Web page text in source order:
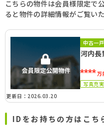
こちらの物件は会員様限定で
ると物件の詳細情報がご覧いた
中古一
河内長
****万
写真充実
更新日：2026.03.20
IDをお持ちの方はこち